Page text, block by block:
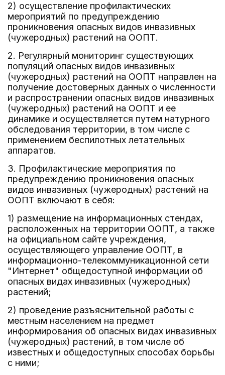
2) осуществление профилактических
мероприятий по предупреждению
проникновения опасных видов инвазивных
(чужеродных) растений на ООПТ.
2. Регулярный мониторинг существующих
популяций опасных видов инвазивных
(чужеродных) растений на ООПТ направлен на
получение достоверных данных о численности
и распространении опасных видов инвазивных
(чужеродных) растений на ООПТ и ее
динамике и осуществляется путем натурного
обследования территории, в том числе с
применением беспилотных летательных
аппаратов.
3. Профилактические мероприятия по
предупреждению проникновения опасных
видов инвазивных (чужеродных) растений на
ООПТ включают в себя:
1) размещение на информационных стендах,
расположенных на территории ООПТ, а также
на официальном сайте учреждения,
осуществляющего управление ООПТ, в
информационно-телекоммуникационной сети
"Интернет" общедоступной информации об
опасных видах инвазивных (чужеродных)
растений;
2) проведение разъяснительной работы с
местным населением на предмет
информирования об опасных видах инвазивных
(чужеродных) растений, в том числе об
известных и общедоступных способах борьбы
с ними;